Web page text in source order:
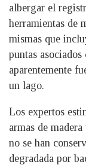
albergar el
herramientas de
mismas que
puntas
aparentemente
un lago.
Los expertos
armas de
no se han
degradada por